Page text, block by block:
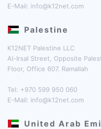
E-Mail: info@k12net.com
Palestine
K12NET Palestine LLC
Al-Irsal Street, Opposite
Floor, Office 607. Ramallah
Tel: +970 599 950 060
E-Mail: info@k12net.com
United Arab